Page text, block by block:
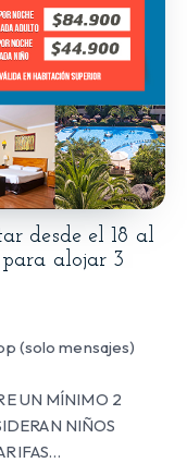
desde el 18 al
alojar 3
(solo mensajes)
UN MÍNIMO 2
NIÑOS